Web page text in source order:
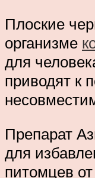
Плоские
организме
для
приводят к
Препарат
для
питомцев